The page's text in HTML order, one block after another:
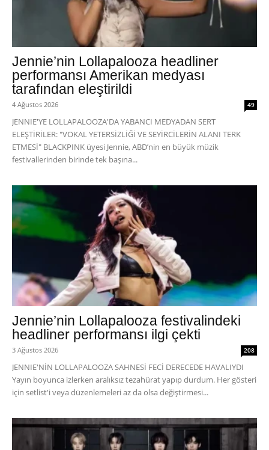
Jennie’nin Lollapalooza headliner
performansı Amerikan medyası
tarafından eleştirildi
4 Ağustos 2026 49
JENNIE'YE LOLLAPALOOZA'DA YABANCI MEDYADAN SERT
ELEŞTİRİLER: "VOKAL YETERSİZLİĞİ VE SEYİRCİLERİN ALANI TERK
ETMESİ" BLACKPINK üyesi Jennie, ABD’nin en büyük müzik
festivallerinden birinde tek başına...
Jennie’nin Lollapalooza festivalindeki
headliner performansı ilgi çekti
3 Ağustos 2026 208
JENNIE'NİN LOLLAPALOOZA SAHNESİ FECİ DERECEDE HAVALIYDI
Yayın boyunca izlerken aralıksız tezahürat yapıp durdum. Her gösteri
için setlist'i veya düzenlemeleri az da olsa değiştirmesi...